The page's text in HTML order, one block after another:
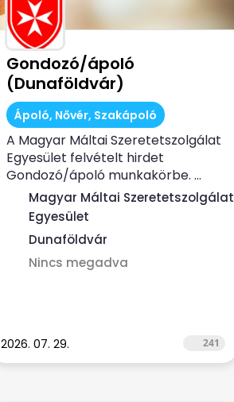
Gondozó/ápoló
(Dunaföldvár)
Ápoló, Nővér, Szakápoló
A Magyar Máltai Szeretetszolgálat
Egyesület felvételt hirdet
Gondozó/ápoló munkakörbe. ...
Magyar Máltai Szeretetszolgálat
Egyesület
Dunaföldvár
Nincs megadva
2026. 07. 29. 241